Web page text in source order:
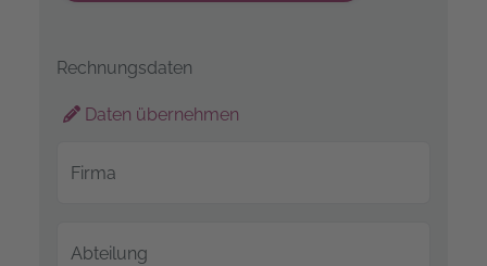
Rechnungsdaten
Daten übernehmen
Firma
Abteilung